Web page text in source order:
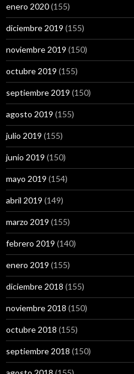
enero 2020(155)
diciembre 2019 (155)
noviembre 2019 (150)
octubre 2019 (155)
septiembre 2019 (150)
agosto 2019 (155)
julio 2019 (155)
junio 2019 (150)
mayo 2019 (154)
abril 2019 (149)
marzo 2019 (155)
febrero 2019 (140)
enero 2019 (155)
diciembre 2018 (155)
noviembre 2018 (150)
octubre 2018 (155)
septiembre 2018 (150)